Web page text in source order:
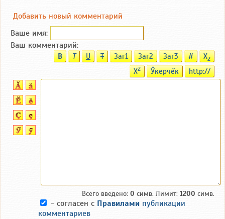
Добавить новый комментарий
Ваше имя:
Ваш комментарий:
B T U T Заг1 Заг2 Заг3 # X2
X2 Ӳкерчĕк http://
Всего введено: 0 симв. Лимит: 1200 симв.
- согласен с Правилами публикации
комментариев